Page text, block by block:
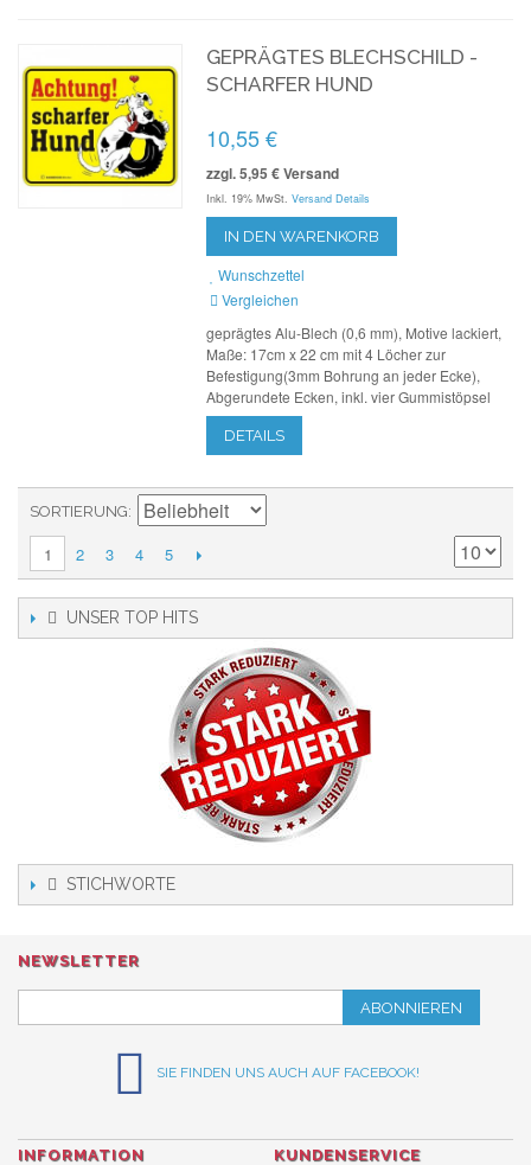
GEPRÄGTES BLECHSCHILD -
SCHARFER HUND
10,55 €
zzgl. 5,95 € Versand
Inkl. 19% MwSt. Versand Details
IN DEN WARENKORB
Wunschzettel
Vergleichen
geprägtes Alu-Blech (0,6 mm), Motive lackiert,
Maße: 17cm x 22 cm mit 4 Löcher zur
Befestigung(3mm Bohrung an jeder Ecke),
Abgerundete Ecken, inkl. vier Gummistöpsel
DETAILS
SORTIERUNG
1 2 3 4 5
UNSER TOP HITS
STICHWORTE
NEWSLETTER
ABONNIEREN
SIE FINDEN UNS AUCH AUF FACEBOOK!
INFORMATION KUNDENSERVICE